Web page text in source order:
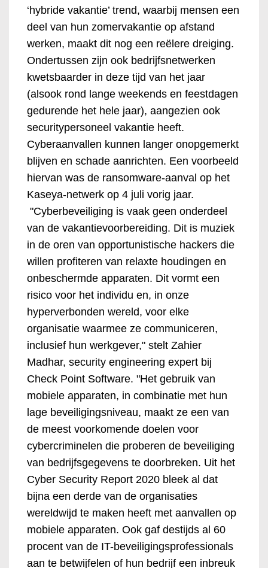
‘hybride vakantie’ trend, waarbij mensen een
deel van hun zomervakantie op afstand
werken, maakt dit nog een reëlere dreiging.
Ondertussen zijn ook bedrijfsnetwerken
kwetsbaarder in deze tijd van het jaar
(alsook rond lange weekends en feestdagen
gedurende het hele jaar), aangezien ook
securitypersoneel vakantie heeft.
Cyberaanvallen kunnen langer onopgemerkt
blijven en schade aanrichten. Een voorbeeld
hiervan was de ransomware-aanval op het
Kaseya-netwerk op 4 juli vorig jaar.
"Cyberbeveiliging is vaak geen onderdeel
van de vakantievoorbereiding. Dit is muziek
in de oren van opportunistische hackers die
willen profiteren van relaxte houdingen en
onbeschermde apparaten. Dit vormt een
risico voor het individu en, in onze
hyperverbonden wereld, voor elke
organisatie waarmee ze communiceren,
inclusief hun werkgever," stelt Zahier
Madhar, security engineering expert bij
Check Point Software. "Het gebruik van
mobiele apparaten, in combinatie met hun
lage beveiligingsniveau, maakt ze een van
de meest voorkomende doelen voor
cybercriminelen die proberen de beveiliging
van bedrijfsgegevens te doorbreken. Uit het
Cyber Security Report 2020 bleek al dat
bijna een derde van de organisaties
wereldwijd te maken heeft met aanvallen op
mobiele apparaten. Ook gaf destijds al 60
procent van de IT-beveiligingsprofessionals
aan te betwijfelen of hun bedrijf een inbreuk